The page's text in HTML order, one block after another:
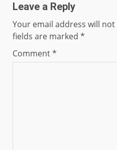
Leave a Reply
Your email address will
fields are marked *
Comment*